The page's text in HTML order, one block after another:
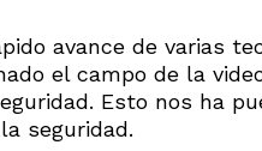
avance de varias
el campo de la
Esto nos ha
seguridad.